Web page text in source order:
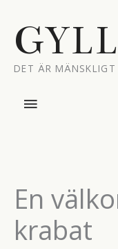
innehåll
DET ÄR
Huvudmeny
En
krabat